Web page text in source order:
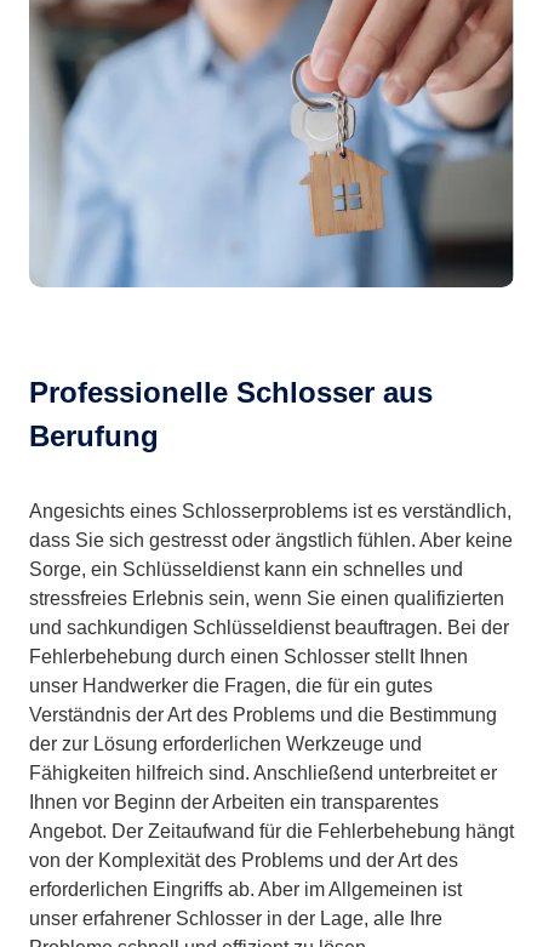
Professionelle Schlosser aus
Berufung
Angesichts eines Schlosserproblems ist es verständlich,
dass Sie sich gestresst oder ängstlich fühlen. Aber keine
Sorge, ein Schlüsseldienst kann ein schnelles und
stressfreies Erlebnis sein, wenn Sie einen qualifizierten
und sachkundigen Schlüsseldienst beauftragen. Bei der
Fehlerbehebung durch einen Schlosser stellt Ihnen
unser Handwerker die Fragen, die für ein gutes
Verständnis der Art des Problems und die Bestimmung
der zur Lösung erforderlichen Werkzeuge und
Fähigkeiten hilfreich sind. Anschließend unterbreitet er
Ihnen vor Beginn der Arbeiten ein transparentes
Angebot. Der Zeitaufwand für die Fehlerbehebung hängt
von der Komplexität des Problems und der Art des
erforderlichen Eingriffs ab. Aber im Allgemeinen ist
unser erfahrener Schlosser in der Lage, alle Ihre